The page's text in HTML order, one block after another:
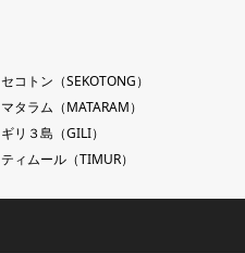
セコトン（SEKOTONG）
マタラム（MATARAM）
ギリ３島（GILI）
ティムール（TIMUR）